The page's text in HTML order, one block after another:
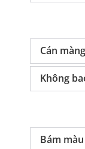
Cán
Không
Bám